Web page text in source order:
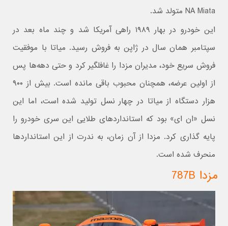
NA Miata متولد شد.
این خودرو در بهار ۱۹۸۹ راهی آمریکا شد و چند ماه بعد در
سپتامبر همان سال در ژاپن به فروش رسید. میاتا با موفقیت
فروش سریع خود، مدیران مزدا را غافلگیر کرد و حتی دهه‌ها پس
از اولین عرضه، همچنان محبوب باقی مانده است. بیش از ۹۰۰
هزار دستگاه از میاتا در چهار نسل تولید شده است، اما این
نسل «ان ای» بود که استانداردهای طلایی این سری خودرو را
پایه گذاری کرد. مزدا از آن زمان، به ندرت از این استانداردها
منحرف شده است.
مزدا 787B